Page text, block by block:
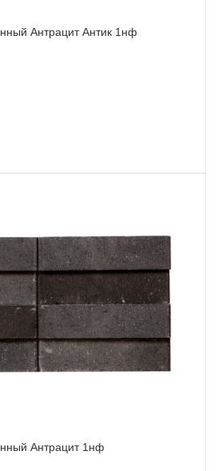
Антрацит Антик 1нф
Антрацит 1нф